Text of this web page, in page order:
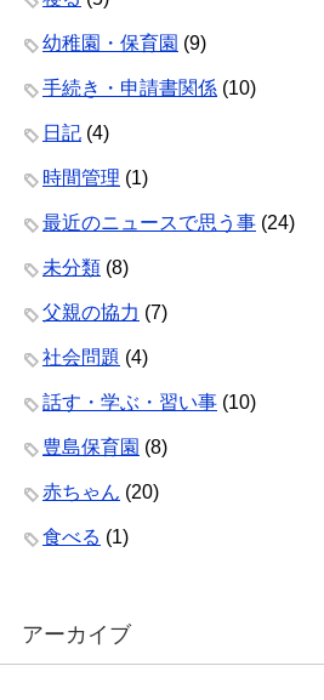
幼稚園・保育園 (9)
手続き・申請書関係 (10)
日記 (4)
時間管理 (1)
最近のニュースで思う事 (24)
未分類 (8)
父親の協力 (7)
社会問題 (4)
話す・学ぶ・習い事 (10)
豊島保育園 (8)
赤ちゃん (20)
食べる (1)
アーカイブ